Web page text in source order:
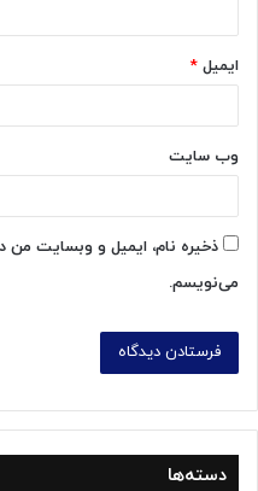
ایمیل *
وب‌ سایت
ذخیره نام، ایمیل و وبسایت من
می‌نویسم.
دسته‌ها